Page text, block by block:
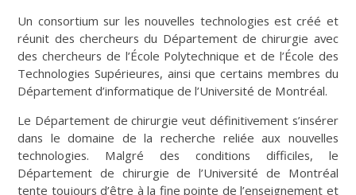
Un consortium sur les nouvelles technologies est créé et
réunit des chercheurs du Département de chirurgie avec
des chercheurs de l’École Polytechnique et de l’École des
Technologies Supérieures, ainsi que certains membres du
Département d’informatique de l’Université de Montréal.
Le Département de chirurgie veut définitivement s’insérer
dans le domaine de la recherche reliée aux nouvelles
technologies. Malgré des conditions difficiles, le
Département de chirurgie de l’Université de Montréal
tente toujours d’être à la fine pointe de l’enseignement et